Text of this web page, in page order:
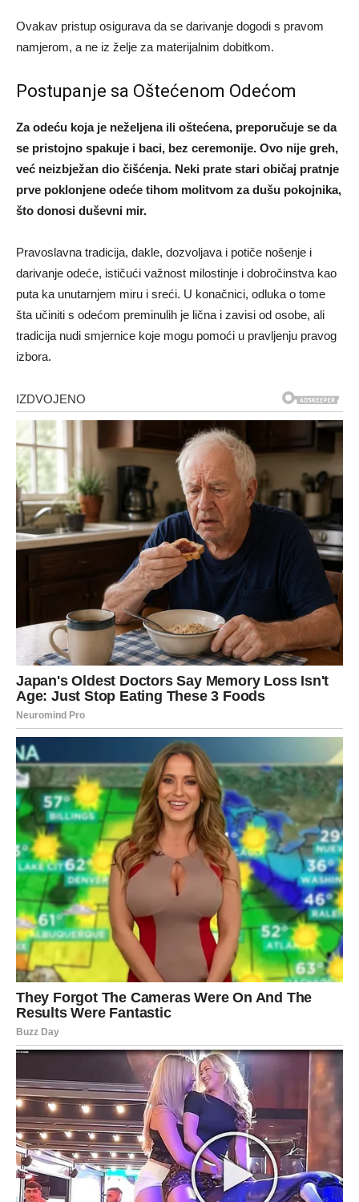
Ovakav pristup osigurava da se darivanje dogodi s pravom
namjerom, a ne iz želje za materijalnim dobitkom.
Postupanje sa Oštećenom Odećom
Za odeću koja je neželjena ili oštećena, preporučuje se da
se pristojno spakuje i baci, bez ceremonije. Ovo nije greh,
već neizbježan dio čišćenja. Neki prate stari običaj pratnje
prve poklonjene odeće tihom molitvom za dušu pokojnika,
što donosi duševni mir.
Pravoslavna tradicija, dakle, dozvoljava i potiče nošenje i
darivanje odeće, ističući važnost milostinje i dobročinstva kao
puta ka unutarnjem miru i sreći. U konačnici, odluka o tome
šta učiniti s odećom preminulih je lična i zavisi od osobe, ali
tradicija nudi smjernice koje mogu pomoći u pravljenju pravog
izbora.